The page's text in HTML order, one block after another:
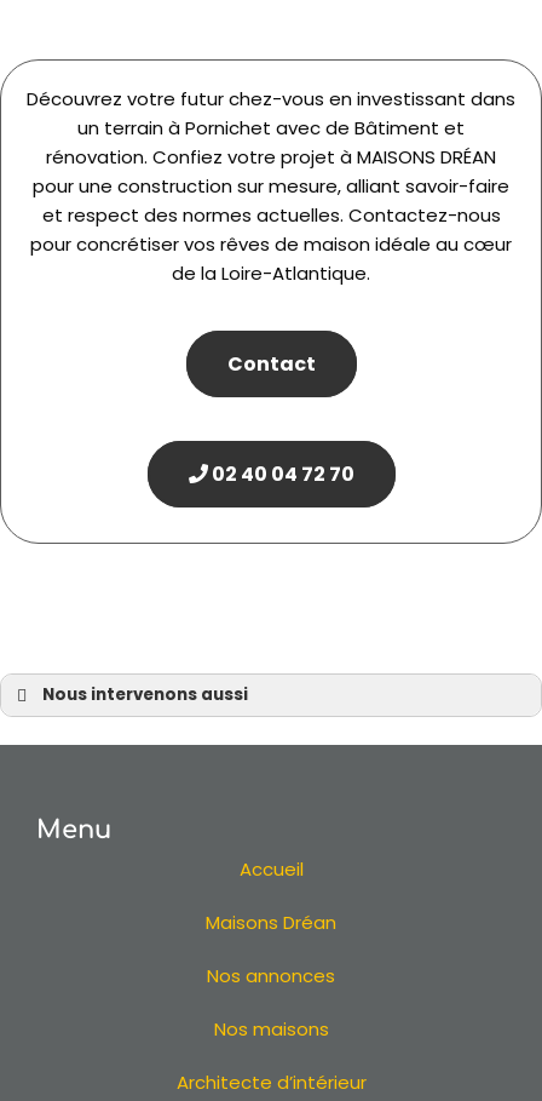
Découvrez votre futur chez-vous en investissant dans
un terrain à Pornichet avec de Bâtiment et
rénovation. Confiez votre projet à MAISONS DRÉAN
pour une construction sur mesure, alliant savoir-faire
et respect des normes actuelles. Contactez-nous
pour concrétiser vos rêves de maison idéale au cœur
de la Loire-Atlantique.
Contact
02 40 04 72 70
Nous intervenons aussi
Terrain à Sautron
Terrain à Batz-sur-Mer
Terrain à Pornichet
Menu
Accueil
Maisons Dréan
Nos annonces
Nos maisons
Architecte d’intérieur